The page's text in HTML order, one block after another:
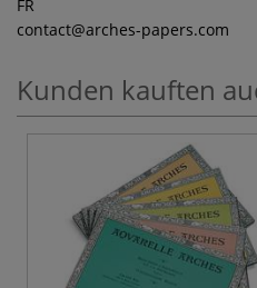
FR
contact@arches-papers.com
Kunden kauften